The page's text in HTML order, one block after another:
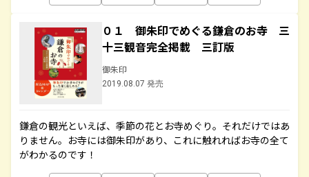
０１ 御朱印でめぐる鎌倉のお寺 三
十三観音完全掲載 三訂版
御朱印
2019.08.07 発売
鎌倉の観光といえば、季節の花とお寺めぐり。それだけではあ
りません。お寺には御朱印があり、これに触れればお寺の全て
がわかるのです！